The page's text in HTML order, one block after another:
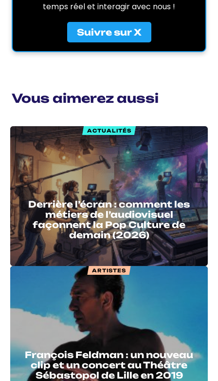
temps réel et interagir avec nous !
Suivre sur X
Vous aimerez aussi
ACTUALITÉS
Derrière l’écran : comment les
métiers de l’audiovisuel
façonnent la Pop Culture de
demain (2026)
ARTISTES
François Feldman : un nouveau
clip et un concert au Théâtre
Sébastopol de Lille en 2019